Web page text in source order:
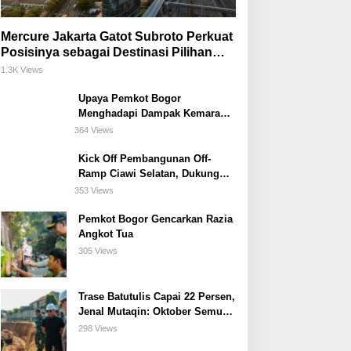
Mercure Jakarta Gatot Subroto Perkuat
Posisinya sebagai Destinasi Pilihan
untuk Bisnis, Staycation, Meeting, dan
1.3K Views
Upaya Pemkot Bogor
Menghadapi Dampak Kemarau
Panjang
364 Views
Kick Off Pembangunan Off-
Ramp Ciawi Selatan, Dukung
Konektivitas Antarwilayah di
353 Views
Pemkot Bogor Gencarkan Razia
Angkot Tua
305 Views
Trase Batutulis Capai 22 Persen,
Jenal Mutaqin: Oktober Semua
Harus Beres
298 Views